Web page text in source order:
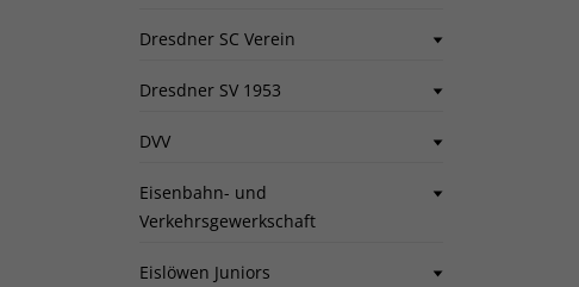
Dresdner SC Verein
Dresdner SV 1953
DVV
Eisenbahn- und
Verkehrsgewerkschaft
Eislöwen Juniors